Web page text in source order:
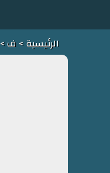
الرئيسية> ف>